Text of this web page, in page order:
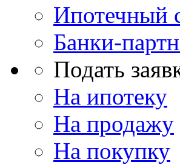
Ипотечный
Банки-
Подать
На ипотеку
На продажу
На покупку